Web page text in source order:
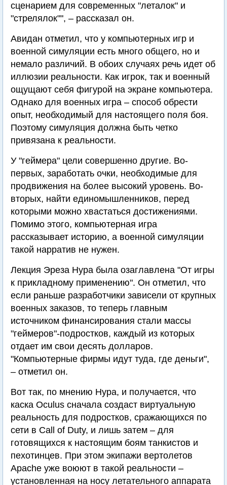
сценарием для современных "леталок" и
"стрелялок"", – рассказал он.
Авидан отметил, что у компьютерных игр и
военной симуляции есть много общего, но и
немало различий. В обоих случаях речь идет об
иллюзии реальности. Как игрок, так и военный
ощущают себя фигурой на экране компьютера.
Однако для военных игра – способ обрести
опыт, необходимый для настоящего поля боя.
Поэтому симуляция должна быть четко
привязана к реальности.
У "геймера" цели совершенно другие. Во-
первых, заработать очки, необходимые для
продвижения на более высокий уровень. Во-
вторых, найти единомышленников, перед
которыми можно хвастаться достижениями.
Помимо этого, компьютерная игра
рассказывает историю, а военной симуляции
такой нарратив не нужен.
Лекция Эреза Нура была озаглавлена "От игры
к прикладному применению". Он отметил, что
если раньше разработчики зависели от крупных
военных заказов, то теперь главным
источником финансирования стали массы
"геймеров"-подростков, каждый из которых
отдает им свои десять долларов.
"Компьютерные фирмы идут туда, где деньги",
– отметил он.
Вот так, по мнению Нура, и получается, что
каска Oculus сначала создаст виртуальную
реальность для подростков, сражающихся по
сети в Call of Duty, и лишь затем – для
готовящихся к настоящим боям танкистов и
пехотинцев. При этом экипажи вертолетов
Apache уже воюют в такой реальности –
установленная на носу летательного аппарата